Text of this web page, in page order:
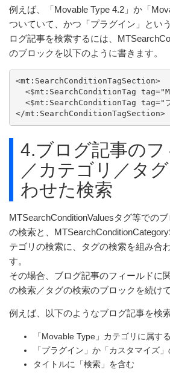
例えば、「Movable Type 4.2」か「
ついていて、かつ「プラグイン」とい
ログ記事を検索するには、
のブロックを以下のように書きます。
<mt:SearchConditionTagSection>
<$mt:SearchConditionTag
<$mt:SearchConditionTag tag="
</mt:SearchConditionTagSection>
4.ブログ記事のフ
／カテゴリ／タ
わせた検索
MTSearchConditionValuesタグ等での
の検索と、
テゴリの検索に、タグの検索を組み合
す。
その場合、ブログ記事のフィールドに
の検索／タグの検索のブロックを続け
例えば、以下のようなブログ記事を検
「Movable Type」カテゴリに属する
「プラグイン」か「カスタマイズ
タイトルに「検索」を含む